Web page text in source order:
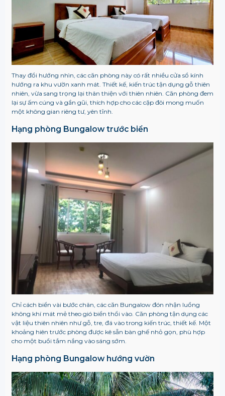
Thay đổi hướng nhìn, các căn phòng này có rất nhiều cửa sổ kính
hướng ra khu vườn xanh mát. Thiết kế, kiến trúc tận dụng gỗ thiên
nhiên, vừa sang trọng lại thân thiện với thiên nhiên. Căn phòng đem
lại sự ấm cúng và gần gũi, thích hợp cho các cặp đôi mong muốn
một không gian riêng tư, yên tĩnh.
Hạng phòng Bungalow trước biển
Chỉ cách biển vài bước chân, các căn Bungalow đón nhận luồng
không khí mát mẻ theo gió biển thổi vào. Căn phòng tận dụng các
vật liệu thiên nhiên như gỗ, tre, đá vào trong kiến trúc, thiết kế. Một
khoảng hiên trước phòng được kê sẵn bàn ghế nhỏ gọn, phù hợp
cho một buổi tắm nắng vào sáng sớm.
Hạng phòng Bungalow hướng vườn